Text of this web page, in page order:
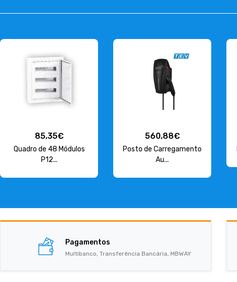
85,35€
Quadro de 48 Módulos
P12...
560,88€
Posto de Carregamento
Au...
Pagamentos
Multibanco, Transferência Bancária, MBWAY